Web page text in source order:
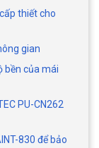
thiết cho
gian
bền của mái
PU-CN262
830 để bảo